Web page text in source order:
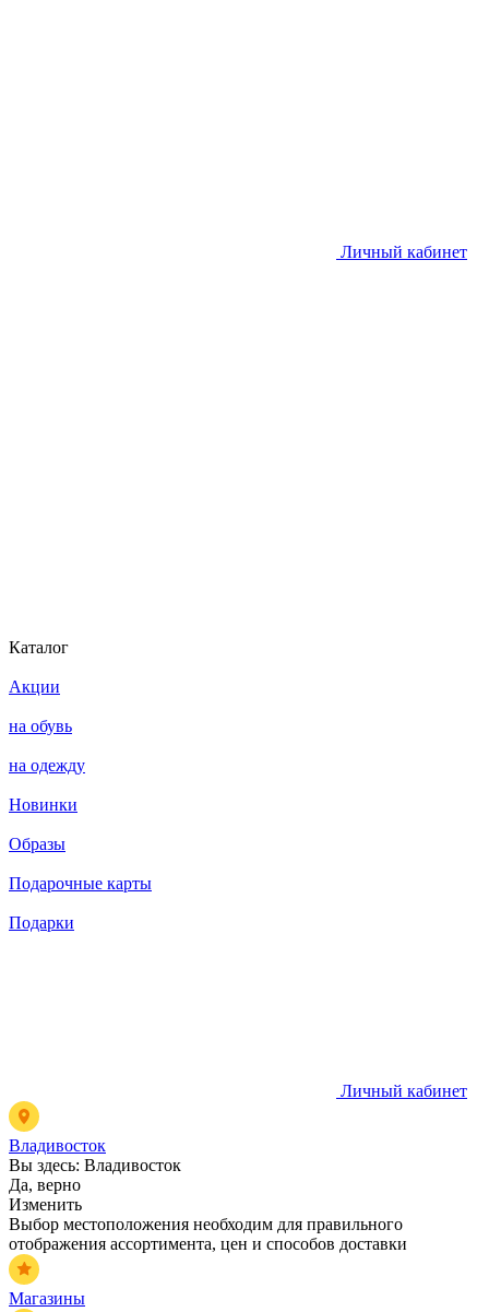
Личный кабинет
Каталог
Акции
на обувь
на одежду
Новинки
Образы
Подарочные карты
Подарки
Личный кабинет
Владивосток
Вы здесь: Владивосток
Да, верно
Изменить
Выбор местоположения необходим для правильного
отображения ассортимента, цен и способов доставки
Магазины